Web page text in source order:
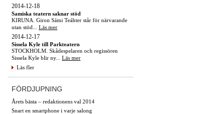
2014-12-18
Samiska teatern saknar stöd
KIRUNA. Giron Sámi Teáhter står för närvarande
utan stöd... Läs mer
2014-12-17
Sissela Kyle till Parkteatern
STOCKHOLM. Skådespelaren och regissören
Sissela Kyle blir ny... Läs mer
Läs fler
FÖRDJUPNING
Årets bästa – redaktionens val 2014
Snart en smartphone i varje salong